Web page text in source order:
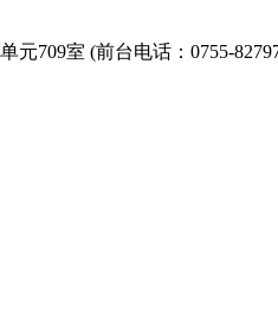
709室 (前台电话：0755-